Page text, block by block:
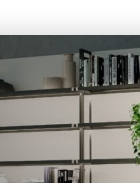
BLOG CONTATO